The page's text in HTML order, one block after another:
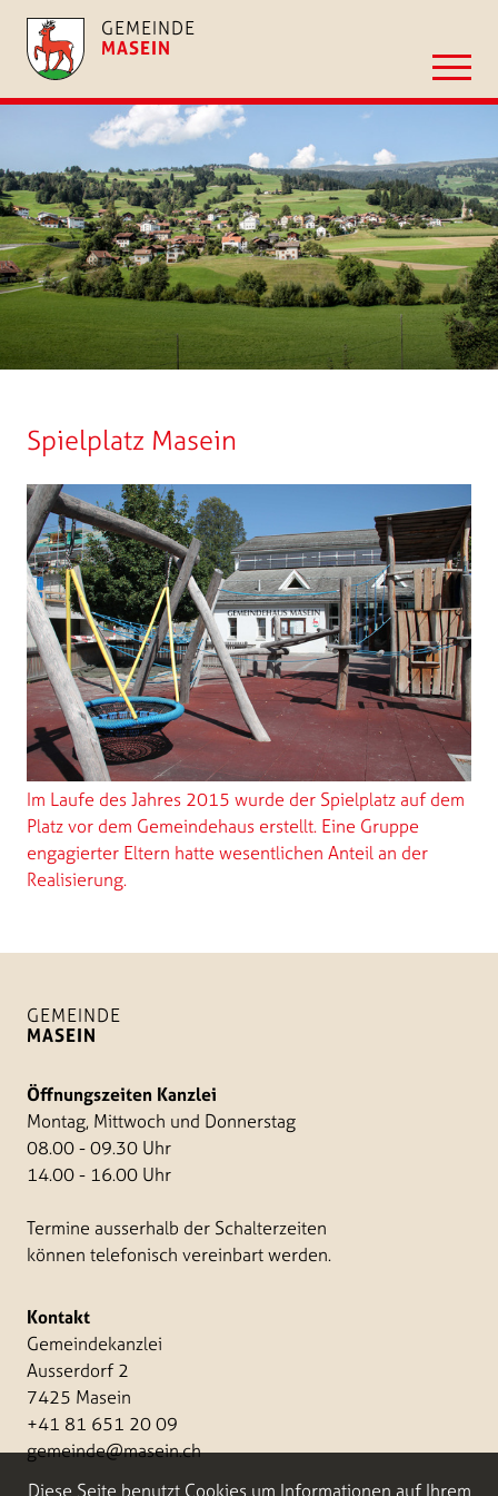
GEMEINDE
MASEIN
Spielplatz Masein
Im Laufe des Jahres 2015 wurde der Spielplatz auf dem
Platz vor dem Gemeindehaus erstellt. Eine Gruppe
engagierter Eltern hatte wesentlichen Anteil an der
Realisierung.
GEMEINDE
MASEIN
Öffnungszeiten Kanzlei
Montag, Mittwoch und Donnerstag
08.00 - 09.30 Uhr
14.00 - 16.00 Uhr
Termine ausserhalb der Schalterzeiten
können telefonisch vereinbart werden.
Kontakt
Gemeindekanzlei
Ausserdorf 2
7425 Masein
+41 81 651 20 09
gemeinde@masein.ch
Diese Seite benutzt Cookies um Informationen auf Ihrem